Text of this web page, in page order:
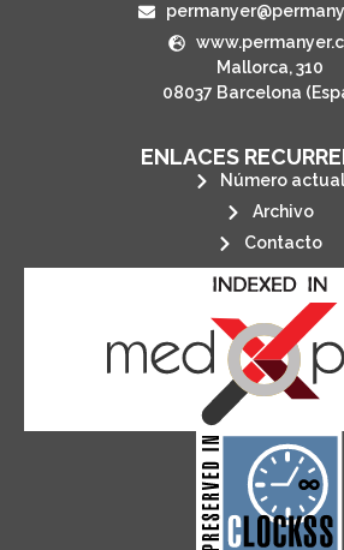
Mallorca, 310
08037 Barcelona
ENLACES
Número
Archivo
Contacto
CLOCKSS is a dak archive that
ensures the long-term survival
of web-based scholary
publications, governed by and for
its stakeholders.